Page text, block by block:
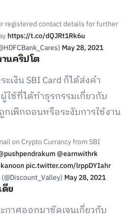
registered contact details for further
https://t.co/dQJRt1Rk6u
May 28, 2021
นคริปโต
เงิน SBI Card ก็ได้ส่งคำ
ใช้ที่ได้ทำธุรกรรมเกี่ยวกับ
เพิกถอนหรือระงับการใช้งาน
on Crypto Currancy from SBI
@earnwithrk
pic.twitter.com/lrppDYIahr
May 28, 2021
ย
กาศออกมาชัดเจนเกี่ยวกับ